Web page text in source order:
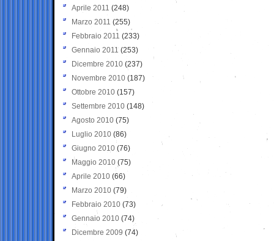
Aprile 2011 (248)
Marzo 2011 (255)
Febbraio 2011 (233)
Gennaio 2011 (253)
Dicembre 2010 (237)
Novembre 2010 (187)
Ottobre 2010 (157)
Settembre 2010 (148)
Agosto 2010 (75)
Luglio 2010 (86)
Giugno 2010 (76)
Maggio 2010 (75)
Aprile 2010 (66)
Marzo 2010 (79)
Febbraio 2010 (73)
Gennaio 2010 (74)
Dicembre 2009 (74)